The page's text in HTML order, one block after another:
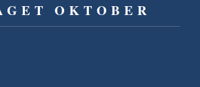
OKTOBER